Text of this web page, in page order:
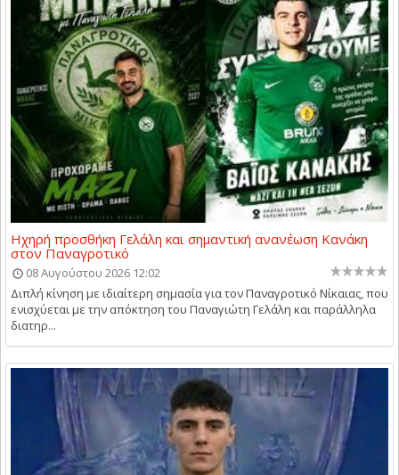
Ηχηρή προσθήκη Γελάλη και σημαντική ανανέωση Κανάκη
στον Παναγροτικό
08 Αυγούστου 2026 12:02
Διπλή κίνηση με ιδιαίτερη σημασία για τον Παναγροτικό Νίκαιας, που
ενισχύεται με την απόκτηση του Παναγιώτη Γελάλη και παράλληλα
διατηρ...